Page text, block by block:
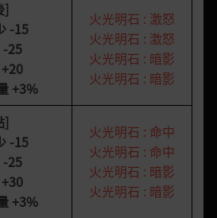
]
-15
-25
+20
+3%
火光明石 : 激怒
火光明石 : 激怒
火光明石 : 暗影
火光明石 : 暗影
]
-15
-25
+30
+3%
火光明石 : 命中
火光明石 : 命中
火光明石 : 暗影
火光明石 : 暗影